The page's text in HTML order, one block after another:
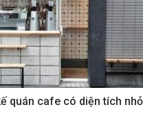
quán cafe có diện tích